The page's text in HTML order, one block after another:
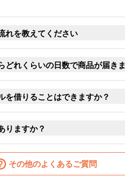
れを教えてください
どれくらいの日数で商品が届き
を借りることはできますか？
りますか？
その他のよくあるご質問